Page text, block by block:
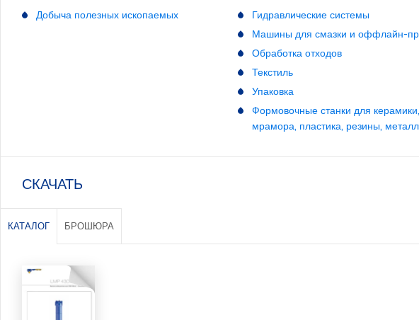
Добыча полезных ископаемых
Гидравлические системы
Машины для смазки и оффлайн-
Обработка отходов
Текстиль
Упаковка
Формовочные станки для керамики,
мрамора, пластика, резины,
СКАЧАТЬ
КАТАЛОГ БРОШЮРА